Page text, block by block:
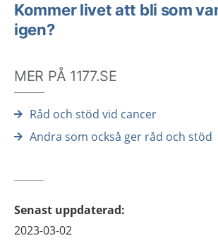
Kommer livet att bli som
igen?
MER PÅ 1177.SE
Råd och stöd vid cancer
Andra som också ger råd och stöd
Senast uppdaterad:
2023-03-02